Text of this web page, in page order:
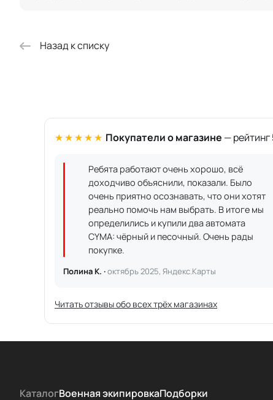
Назад к списку
★★★★★ Покупатели о магазине — рейтинг
Ребята работают очень хорошо, всё
доходчиво объяснили, показали. Было
очень приятно осознавать, что они хотят
реально помочь нам выбрать. В итоге мы
определились и купили два автомата
CYMA: чёрный и песочный. Очень рады
покупке.
Полина К. ·октябрь 2025, Яндекс.Карты
Читать отзывы обо всех трёх магазинах
КаталогВоенная экипировкаПодборки